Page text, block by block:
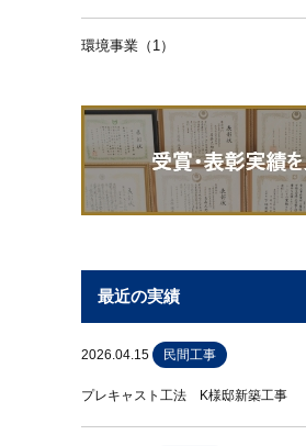
環境事業（1）
最近の実績
2026.04.15 民間工事
プレキャスト工法 K様邸新築工事